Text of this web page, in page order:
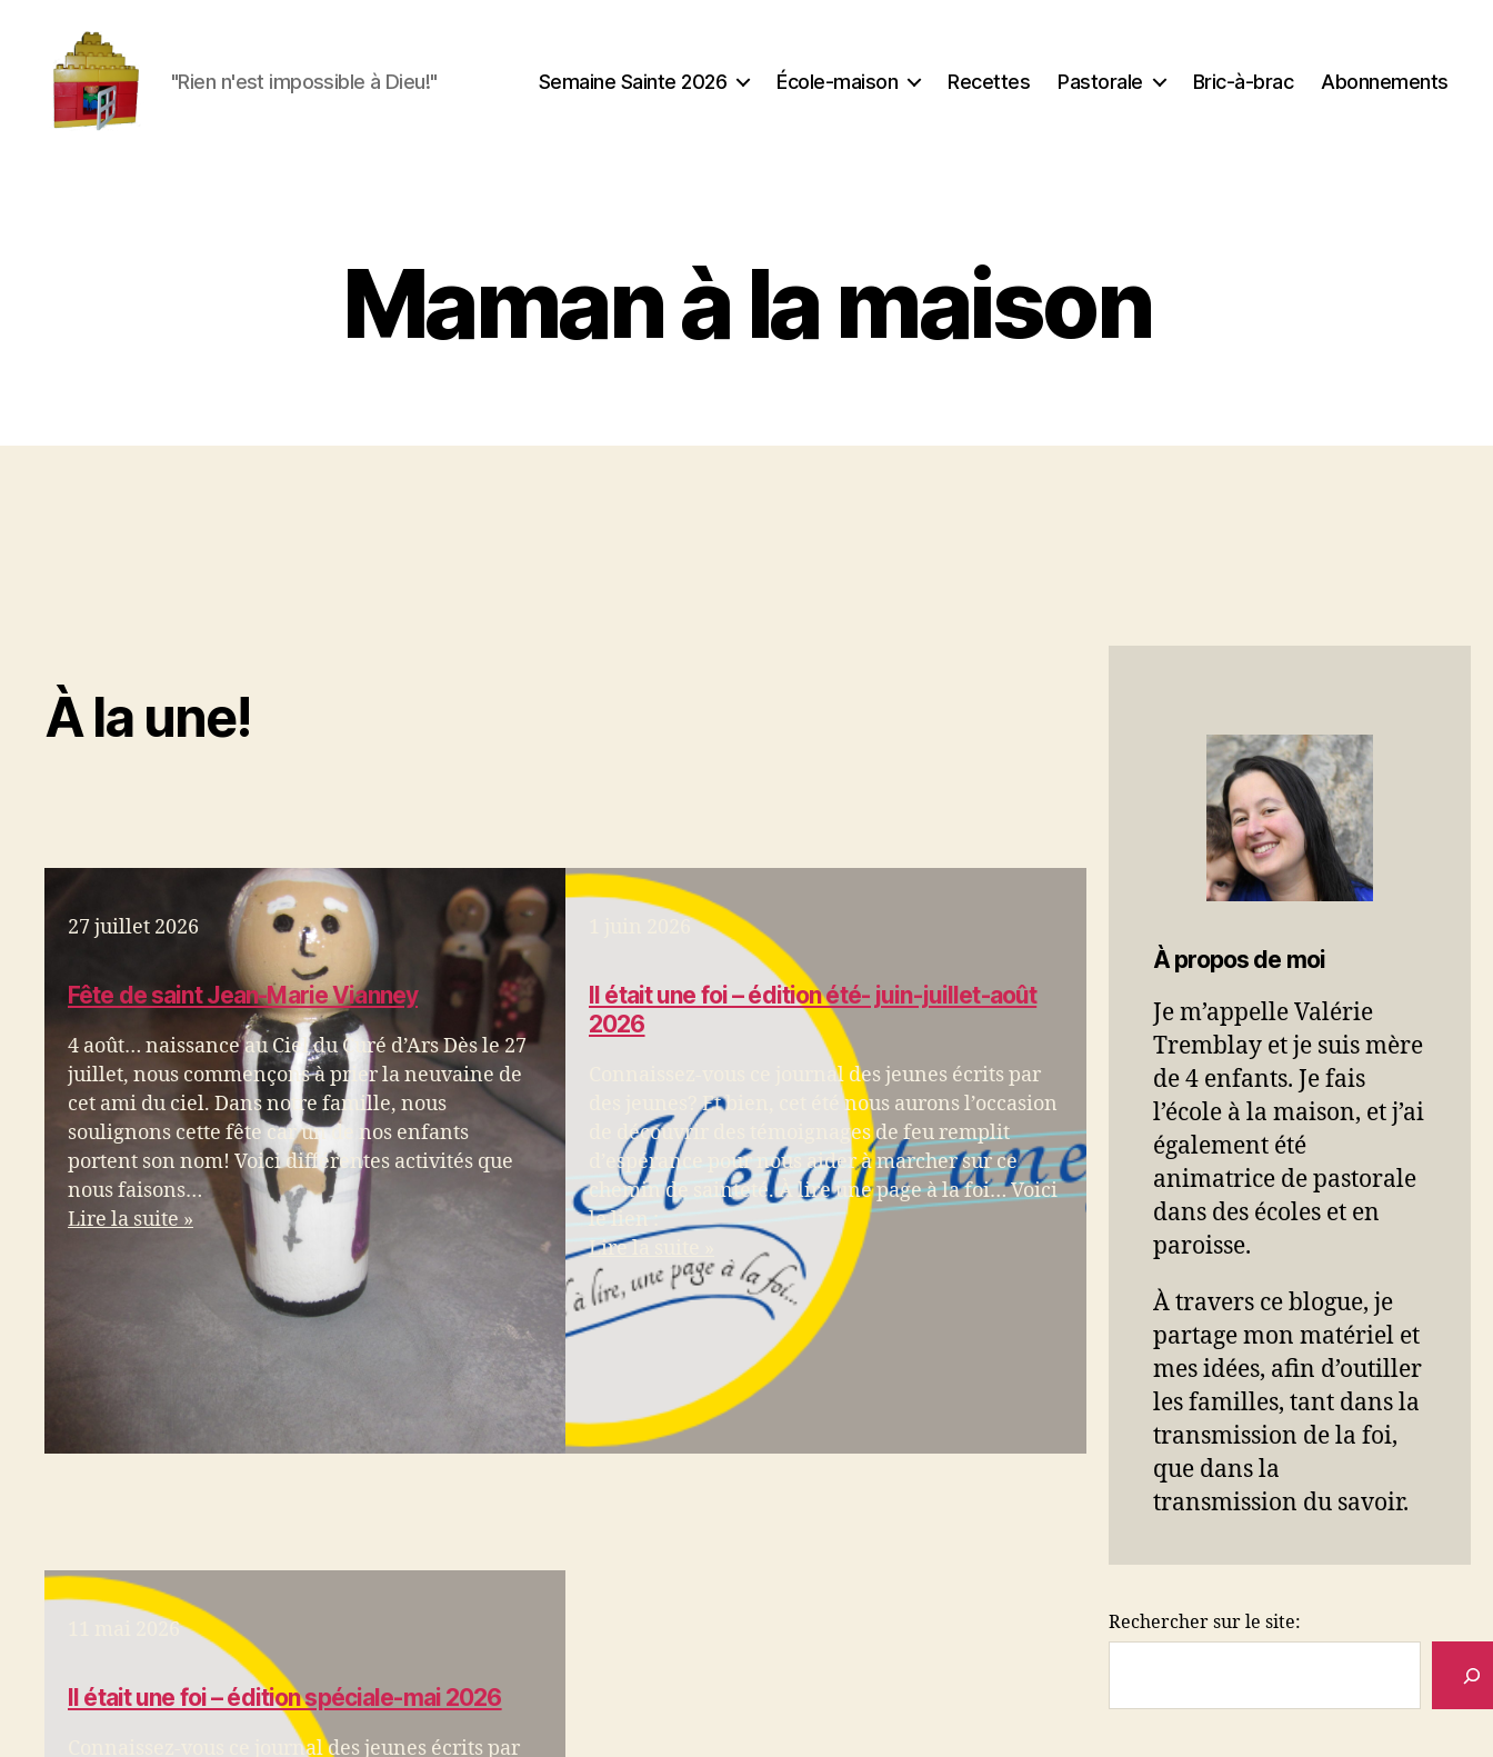
"Rien n'est impossible à Dieu!" Semaine Sainte 2026 École-maison Recettes Pastorale Bric-à-brac Abonnements
Maman à la maison
À la une!
27 juillet 2026
Fête de saint Jean-Marie Vianney
4 août… naissance au Ciel du Curé d’Ars Dès le 27
juillet, nous commençons à prier la neuvaine de
cet ami du ciel. Dans notre famille, nous
soulignons cette fête car un de nos enfants
portent son nom! Voici différentes activités que
nous faisons…
Lire la suite »
Il était une foi – édition été- juin-juillet-août
2026
Connaissez-vous ce journal des jeunes écrits par
des jeunes? Et bien, cet été nous aurons l’occasion
de découvrir des témoignages de feu remplit
d’espérance pour nous aider à marcher sur ce
chemin de sainteté. À lire une page à la foi… Voici
le lien :
Lire la suite »
11 mai 2026
Il était une foi – édition spéciale-mai 2026
Connaissez-vous ce journal des jeunes écrits par
À propos de moi
Je m’appelle Valérie
Tremblay et je suis mère
de 4 enfants. Je fais
l’école à la maison, et j’ai
également été
animatrice de pastorale
dans des écoles et en
paroisse.
À travers ce blogue, je
partage mon matériel et
mes idées, afin d’outiller
les familles, tant dans la
transmission de la foi,
que dans la
transmission du savoir.
Rechercher sur le site: